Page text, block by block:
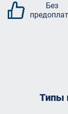
Без
Типы